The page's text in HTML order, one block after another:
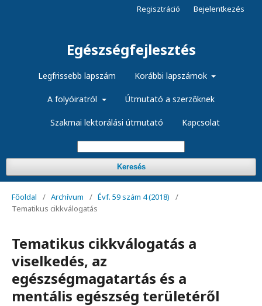
Egészségfejlesztés
Legfrissebb lapszám Korábbi lapszámok
A folyóiratról Útmutató a szerzőknek
Szakmai lektorálási útmutató Kapcsolat
Keresés
Regisztráció Bejelentkezés
Főoldal / Archívum / Évf. 59 szám 4 (2018)
/
Tematikus cikkválogatás
Tematikus cikkválogatás a
viselkedés, az
egészségmagatartás és a
mentális egészség területéről